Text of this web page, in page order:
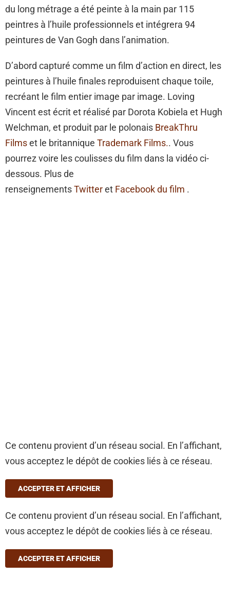
du long métrage a été peinte à la main par 115
peintres à l’huile professionnels et intégrera 94
peintures de Van Gogh dans l’animation.
D’abord capturé comme un film d’action en direct, les
peintures à l’huile finales reproduisent chaque toile,
recréant le film entier image par image. Loving
Vincent est écrit et réalisé par Dorota Kobiela et Hugh
Welchman, et produit par le polonais BreakThru
Filmset le britannique Trademark Films.. Vous
pourrez voire les coulisses du film dans la vidéo ci-
dessous. Plus de
renseignementsTwitteret Facebook du film .
Ce contenu provient d’un réseau social. En l’affichant,
vous acceptez le dépôt de cookies liés à ce réseau.
ACCEPTER ET AFFICHER
Ce contenu provient d’un réseau social. En l’affichant,
vous acceptez le dépôt de cookies liés à ce réseau.
ACCEPTER ET AFFICHER